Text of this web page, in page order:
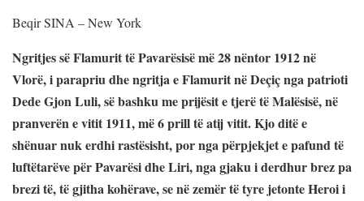
Beqir SINA – New York
Ngritjes së Flamurit të Pavarësisë më 28 nëntor 1912 në
Vlorë, i parapriu dhe ngritja e Flamurit në Deçiç nga patrioti
Dede Gjon Luli, së bashku me prijësit e tjerë të Malësisë, në
pranverën e vitit 1911, më 6 prill të atij vitit. Kjo ditë e
shënuar nuk erdhi rastësisht, por nga përpjekjet e pafund të
luftëtarëve për Pavarësi dhe Liri, nga gjaku i derdhur brez pa
brezi të, të gjitha kohërave, se në zemër të tyre jetonte Heroi i